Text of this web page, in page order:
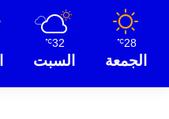
28
℃
الجمعة
32
℃
السبت